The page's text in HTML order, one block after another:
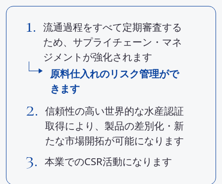
1. 流通過程をすべて定期審査する
ため、サプライチェーン・マネ
ジメントが強化されます
原料仕入れのリスク管理がで
きます
2. 信頼性の高い世界的な水産認証
取得により、製品の差別化・新
たな市場開拓が可能になります
3. 本業でのCSR活動になります